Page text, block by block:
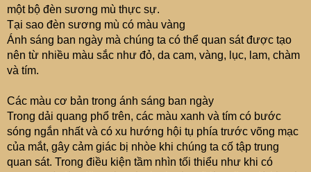
một bộ đèn sương mù thực sự.
Tại sao đèn sương mù có màu vàng
Ánh sáng ban ngày mà chúng ta có thể quan sát được tạo
nên từ nhiều màu sắc như đỏ, da cam, vàng, lục, lam, chàm
và tím.
Các màu cơ bản trong ánh sáng ban ngày
Trong dải quang phổ trên, các màu xanh và tím có bước
sóng ngắn nhất và có xu hướng hội tụ phía trước võng mạc
của mắt, gây cảm giác bị nhòe khi chúng ta cố tập trung
quan sát. Trong điều kiện tầm nhìn tối thiểu như khi có